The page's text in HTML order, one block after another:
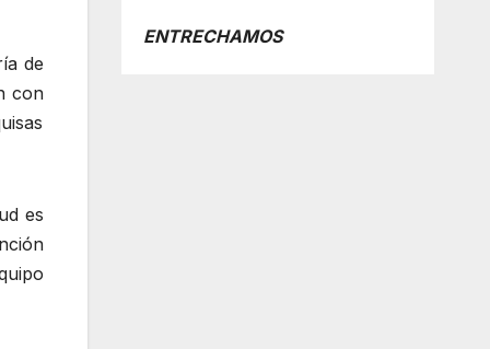
de
con
es
ENTRECHAMOS